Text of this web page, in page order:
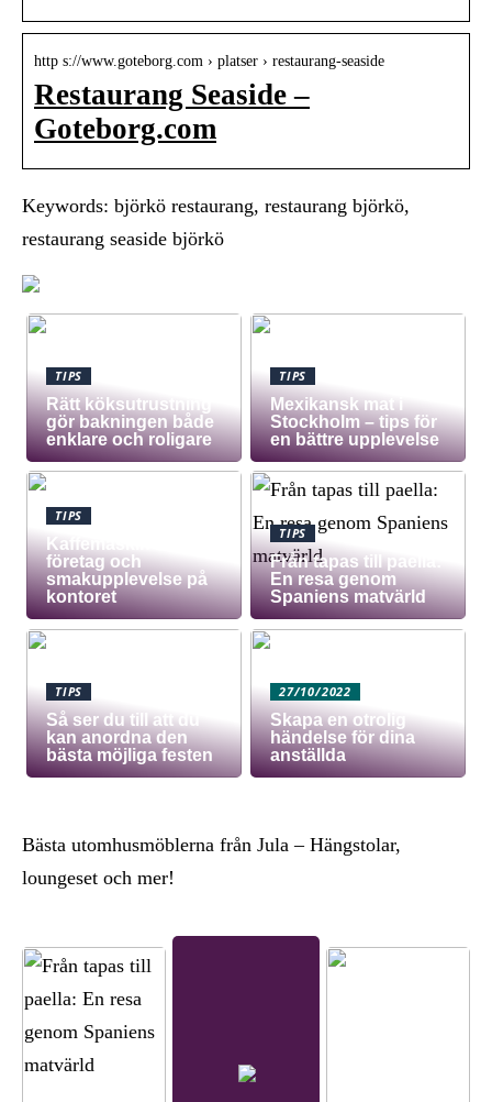
http s://www.goteborg.com › platser › restaurang-seaside
Restaurang Seaside –
Goteborg.com
Keywords: björkö restaurang, restaurang björkö,
restaurang seaside björkö
TIPS
Rätt köksutrustning
gör bakningen både
enklare och roligare
TIPS
Mexikansk mat i
Stockholm – tips för
en bättre upplevelse
TIPS
Kaffemaskin för
företag och
smakupplevelse på
kontoret
TIPS
Från tapas till paella:
En resa genom
Spaniens matvärld
TIPS
Så ser du till att du
kan anordna den
bästa möjliga festen
27/10/2022
Skapa en otrolig
händelse för dina
anställda
Bästa utomhusmöblerna från Jula – Hängstolar,
loungeset och mer!